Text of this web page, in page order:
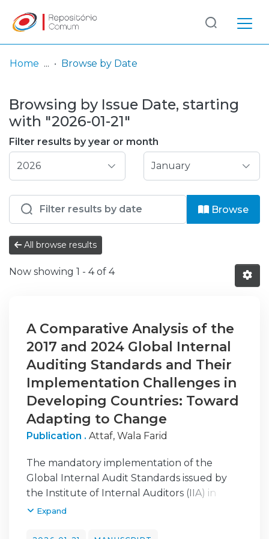
& Collections
Browse repository
Entities
Log
In
(current)
Home Browse by Date
Browsing by Issue Date, starting
with "2026-01-21"
Filter results by year or month
Browse
All browse results
Now showing 1 - 4 of 4
A Comparative Analysis of the
2017 and 2024 Global Internal
Auditing Standards and Their
Implementation Challenges in
Developing Countries: Toward
Adapting to Change
Publication . Attaf, Wala Farid
The mandatory implementation of the
Global Internal Audit Standards issued by
the Institute of Internal Auditors (IIA) in
2024 marks a significant transformation in
Expand